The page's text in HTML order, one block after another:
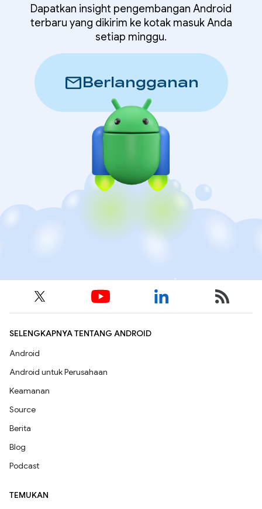
Dapatkan insight pengembangan Android
terbaru yang dikirim ke kotak masuk Anda
setiap minggu.
mailBerlangganan
SELENGKAPNYA TENTANG ANDROID
Android
Android untuk Perusahaan
Keamanan
Source
Berita
Blog
Podcast
TEMUKAN